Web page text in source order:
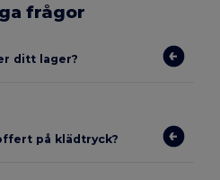
frågor
ditt lager?
på klädtryck?